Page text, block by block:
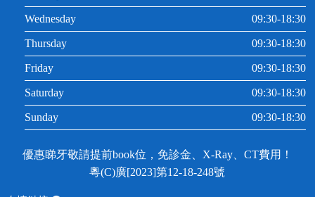
Wednesday 09:30-18:30
Thursday 09:30-18:30
Friday 09:30-18:30
Saturday 09:30-18:30
Sunday 09:30-18:30
優惠睇牙敬請提前book位，免診金、X-Ray、CT費用！
粵(C)廣[2023]第12-18-248號